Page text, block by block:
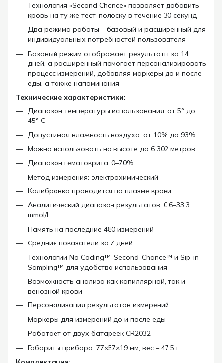
Технология «Second Chance» позволяет добавить
кровь на ту же тест-полоску в течение 30 секунд
Два режима работы – базовый и расширенный для
индивидуальных потребностей пользователя
Базовый режим отображает результаты за 14
дней, а расширенный помогает персонализировать
процесс измерений, добавляя маркеры до и после
еды, а также напоминания
Технические характеристики:
Диапазон температуры использования: от 5° до
45° C
Допустимая влажность воздуха: от 10% до 93%
Можно использовать на высоте до 6 302 метров
Диапазон гематокрита: 0–70%
Метод измерения: электрохимический
Калибровка проводится по плазме крови
Аналитический диапазон результатов: 0.6–33.3
mmol/L
Память на последние 480 измерений
Средние показатели за 7 дней
Технологии No Coding™, Second-Chance™ и Sip-in
Sampling™ для удобства использования
Возможность анализа как капиллярной, так и
венозной крови
Персонализация результатов измерений
Маркеры для измерений до и после еды
Работает от двух батареек CR2032
Габариты прибора: 77×57×19 мм, вес – 47.5 г